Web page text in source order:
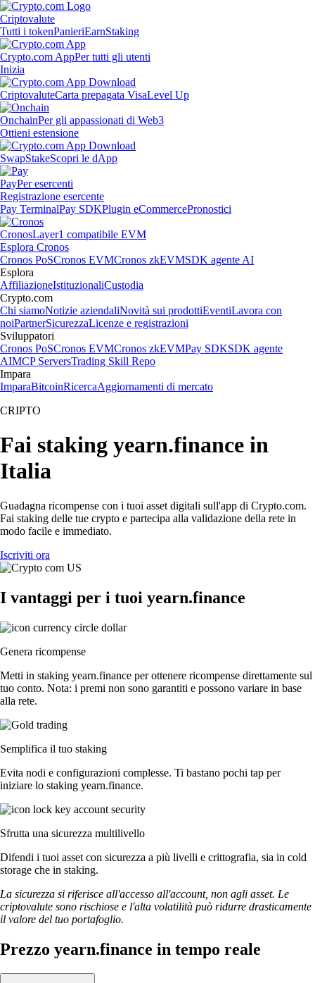
Criptovalute
Tutti i tokenPanieriEarnStaking
Crypto.com AppPer tutti gli utenti
Inizia
CriptovaluteCarta prepagata VisaLevel Up
OnchainPer gli appassionati di Web3
Ottieni estensione
SwapStakeScopri le dApp
PayPer esercenti
Registrazione esercente
Pay TerminalPay SDKPlugin eCommercePronostici
CronosLayer1 compatibile EVM
Esplora Cronos
Cronos PoSCronos EVMCronos zkEVMSDK agente AI
Esplora
AffiliazioneIstituzionaliCustodia
Crypto.com
Chi siamoNotizie aziendaliNovità sui prodottiEventiLavora con
noiPartnerSicurezzaLicenze e registrazioni
Sviluppatori
Cronos PoSCronos EVMCronos zkEVMPay SDKSDK agente
AIMCP ServersTrading Skill Repo
Impara
ImparaBitcoinRicercaAggiornamenti di mercato
CRIPTO
Fai staking yearn.finance in
Italia
Guadagna ricompense con i tuoi asset digitali sull'app di Crypto.com.
Fai staking delle tue crypto e partecipa alla validazione della rete in
modo facile e immediato.
Iscriviti ora
I vantaggi per i tuoi yearn.finance
Genera ricompense
Metti in staking yearn.finance per ottenere ricompense direttamente sul
tuo conto. Nota: i premi non sono garantiti e possono variare in base
alla rete.
Semplifica il tuo staking
Evita nodi e configurazioni complesse. Ti bastano pochi tap per
iniziare lo staking yearn.finance.
Sfrutta una sicurezza multilivello
Difendi i tuoi asset con sicurezza a più livelli e crittografia, sia in cold
storage che in staking.
La sicurezza si riferisce all'accesso all'account, non agli asset. Le
criptovalute sono rischiose e l'alta volatilità può ridurre drasticamente
il valore del tuo portafoglio.
Prezzo yearn.finance in tempo reale